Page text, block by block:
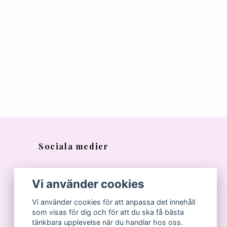
Sociala medier
Vi använder cookies
Vi använder cookies för att anpassa det innehåll
som visas för dig och för att du ska få bästa
tänkbara upplevelse när du handlar hos oss.